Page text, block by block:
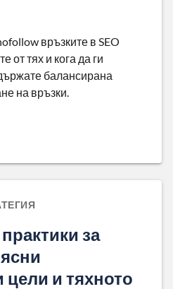
връзките в SEO
от тях и кога да ги
балансирана
на връзки.
за
цели и тяхното